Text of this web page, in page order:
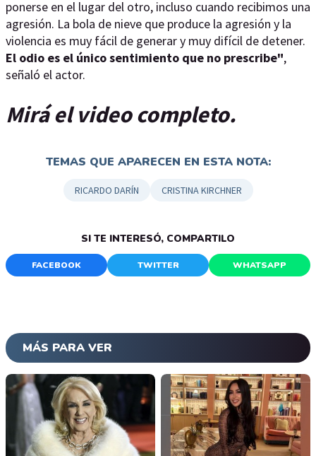
ponerse en el lugar del otro, incluso cuando recibimos una
agresión. La bola de nieve que produce la agresión y la
violencia es muy fácil de generar y muy difícil de detener.
El odio es el único sentimiento que no prescribe",
señaló el actor.
Mirá el video completo.
TEMAS QUE APARECEN EN ESTA NOTA:
RICARDO DARÍN CRISTINA KIRCHNER
SI TE INTERESÓ, COMPARTILO
FACEBOOK TWITTER WHATSAPP
MÁS PARA VER